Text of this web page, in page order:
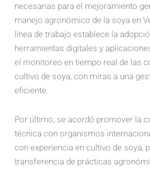
necesarias para el mejoramiento
manejo agronómico de la soya en
línea de trabajo establece la
herramientas digitales y
el monitoreo en tiempo real de las
cultivo de soya, con miras a una
eficiente.
Por último, se acordó promover la
técnica con organismos
con experiencia en cultivo de soya,
transferencia de prácticas